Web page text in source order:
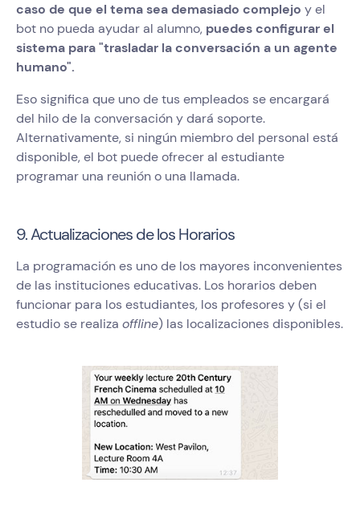
caso de que el tema sea demasiado complejo y el
bot no pueda ayudar al alumno, puedes configurar el
sistema para "trasladar la conversación a un agente
humano".
Eso significa que uno de tus empleados se encargará
del hilo de la conversación y dará soporte.
Alternativamente, si ningún miembro del personal está
disponible, el bot puede ofrecer al estudiante
programar una reunión o una llamada.
9. Actualizaciones de los Horarios
La programación es uno de los mayores inconvenientes
de las instituciones educativas. Los horarios deben
funcionar para los estudiantes, los profesores y (si el
estudio se realiza offline) las localizaciones disponibles.